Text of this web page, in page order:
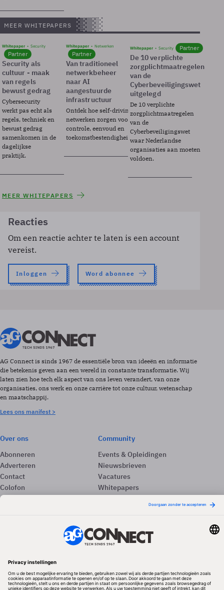
MEER WHITEPAPERS
Whitepaper Security
Partner
Security als
cultuur - maak
van regels
bewust gedrag
Cybersecurity
werkt pas echt als
regels, techniek en
bewust gedrag
samenkomen in de
dagelijkse
praktijk.
Whitepaper Netwerken
Partner
Van traditioneel
netwerkbeheer
naar AI
aangestuurde
infrastructuur
Ontdek hoe self-driving
netwerken zorgen voor
controle, eenvoud en
toekomstbestendigheid.
Whitepaper Security Partner
De 10 verplichte
zorgplichtmaatregelen
van de
Cyberbeveiligingswet
uitgelegd
De 10 verplichte
zorgplichtmaatregelen
van de
Cyberbeveiligingswet
waar Nederlandse
organisaties aan moeten
voldoen.
MEER WHITEPAPERS
Reacties
Om een reactie achter te laten is een account
vereist.
Inloggen Word abonnee
AG Connect is sinds 1967 de essentiële bron van ideeën en informatie
die betekenis geven aan een wereld in constante transformatie. Wij
laten zien hoe tech elk aspect van ons leven verandert, van onze
organisaties, ons werk en onze carrière tot onze cultuur, wetenschap
en maatschappij.
Lees ons manifest >
Over ons
Abonneren
Adverteren
Contact
Colofon
Onze app
Community
Events & Opleidingen
Nieuwsbrieven
Vacatures
Whitepapers
Redactionele partner